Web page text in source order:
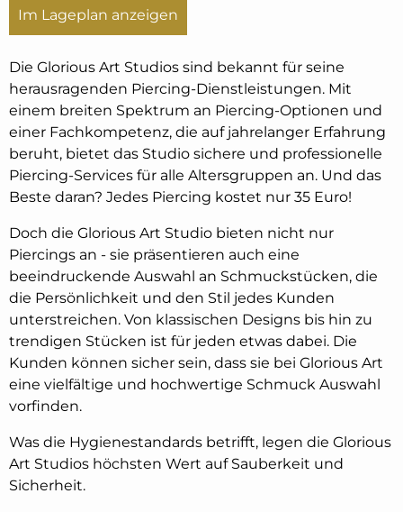
Im Lageplan anzeigen
Die Glorious Art Studios sind bekannt für seine
herausragenden Piercing-Dienstleistungen. Mit
einem breiten Spektrum an Piercing-Optionen und
einer Fachkompetenz, die auf jahrelanger Erfahrung
beruht, bietet das Studio sichere und professionelle
Piercing-Services für alle Altersgruppen an. Und das
Beste daran? Jedes Piercing kostet nur 35 Euro!
Doch die Glorious Art Studio bieten nicht nur
Piercings an - sie präsentieren auch eine
beeindruckende Auswahl an Schmuckstücken, die
die Persönlichkeit und den Stil jedes Kunden
unterstreichen. Von klassischen Designs bis hin zu
trendigen Stücken ist für jeden etwas dabei. Die
Kunden können sicher sein, dass sie bei Glorious Art
eine vielfältige und hochwertige Schmuck Auswahl
vorfinden.
Was die Hygienestandards betrifft, legen die Glorious
Art Studios höchsten Wert auf Sauberkeit und
Sicherheit.